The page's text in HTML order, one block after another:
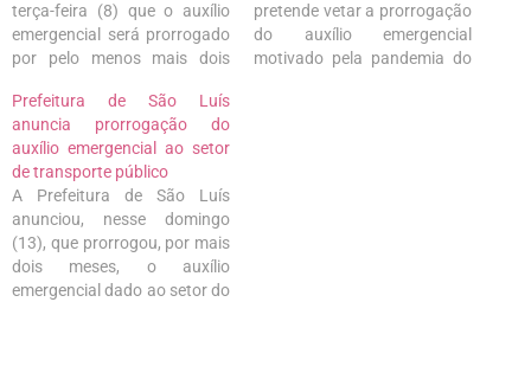
terça-feira (8) que o auxílio
emergencial será prorrogado
por pelo menos mais dois
terminar em julho, o benefício
será estendido até setembro,
mas esse período ainda
poderá ser ampliado, caso a
vacinação da população
adulta não esteja avançada.
“Todos…
pretende vetar a prorrogação
do auxílio emergencial
motivado pela pandemia do
Prefeitura de São Luís
anuncia prorrogação do
auxílio emergencial ao setor
de transporte público
A Prefeitura de São Luís
anunciou, nesse domingo
(13), que prorrogou, por mais
dois meses, o auxílio
emergencial dado ao setor do